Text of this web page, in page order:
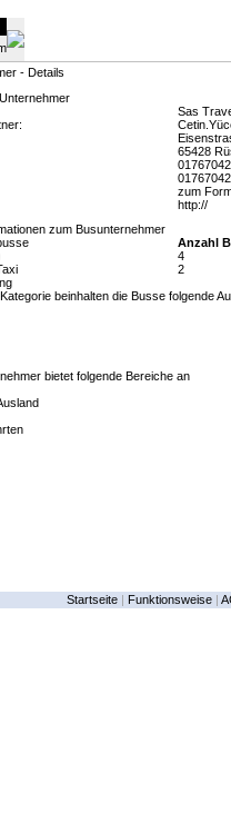
- Details
Sas
65428
zum
http://
zum Busunternehmer
Anzahl
4
2
beinhalten die Busse folgende
bietet folgende Bereiche an
Startseite | Funktionsweise |